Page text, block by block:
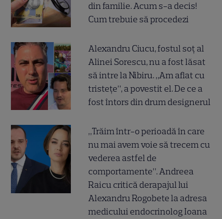
din familie. Acum s-a decis!
Cum trebuie să procedezi
Alexandru Ciucu, fostul soț al
Alinei Sorescu, nu a fost lăsat
să intre la Nibiru. „Am aflat cu
tristețe”, a povestit el. De ce a
fost întors din drum designerul
„Trăim într-o perioadă în care
nu mai avem voie să trecem cu
vederea astfel de
comportamente”. Andreea
Raicu critică derapajul lui
Alexandru Rogobete la adresa
medicului endocrinolog Ioana